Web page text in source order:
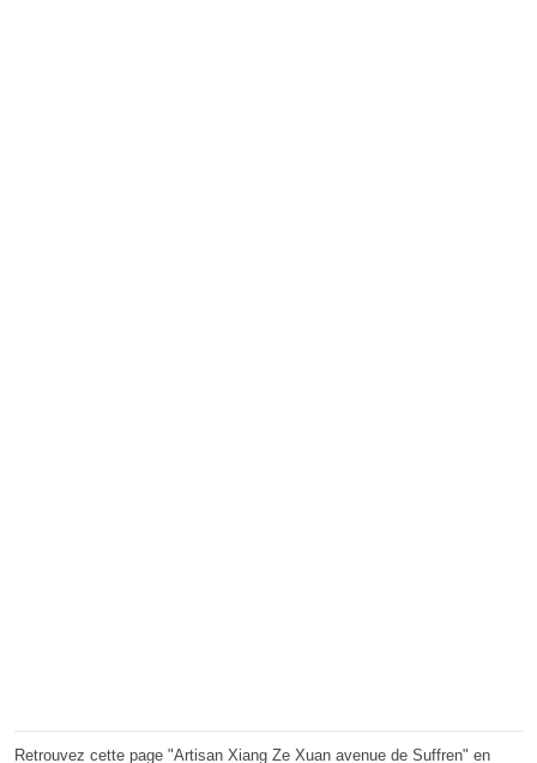
Retrouvez cette page "Artisan Xiang Ze Xuan avenue de Suffren" en